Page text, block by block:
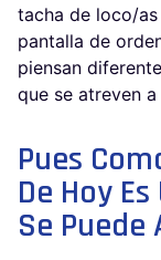
tacha de loco/
pantalla de
piensan
que se atreven
Pues
De Hoy
Se Puede